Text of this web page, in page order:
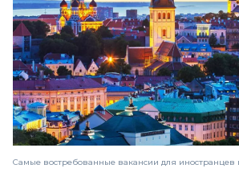
Самые востребованные вакансии для иностранцев